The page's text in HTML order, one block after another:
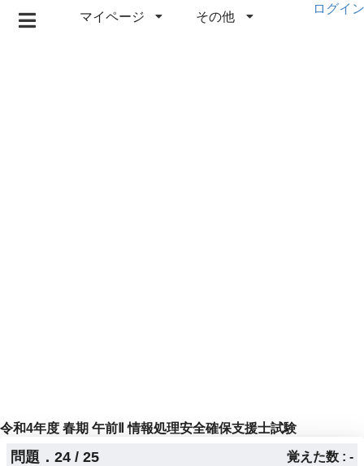
マイページ その他
ログイン
令和4年度 春期 午前Ⅱ 情報処理安全確保支援士試験
問題．24 / 25 覚えた数 : -